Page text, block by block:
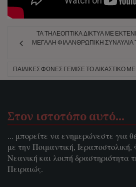
ΤΑ ΤΗΛΕΟΠΤΙΚΆ ΔΊΚΤΥΑ ΜΕ
ΜΕΓΆΛΗ ΦΙΛΑΝΘΡΩΠΙΚΉ
ΠΑΙΔΙΚΈΣ ΦΩΝΈΣ ΓΈΜΙΣΕ ΤΟ ΔΙΚΑΣΤΙΚΌ
Στον ιστοτόπο αυτό…
... μπορείτε να ενημερώνεστε για
με την Ποιμαντική,
Νεανική και λοιπή δραστηριότητα
Πειραιώς.